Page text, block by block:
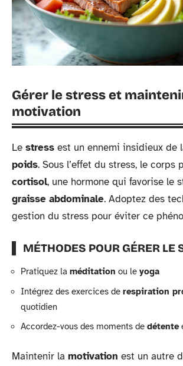
Gérer le stress et
motivation
Le stress est un ennemi insidieux de
poids. Sous l’effet du stress, le corps
cortisol, une hormone qui favorise le
graisse abdominale. Adoptez des
gestion du stress pour éviter ce
MÉTHODES POUR GÉRER LE
Pratiquez la méditation ou le yoga
Intégrez des exercices de respiration
quotidien
Accordez-vous des moments de détente
Maintenir la motivation est un autre